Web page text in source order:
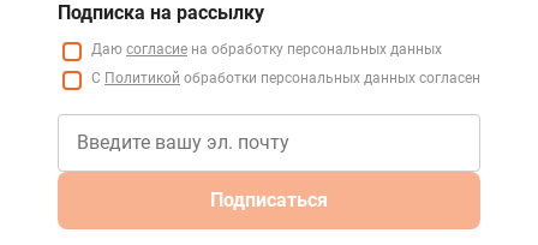
Подписка на рассылку
Даю согласие на обработку персональных данных
С Политикой обработки персональных данных согласен
Подписаться